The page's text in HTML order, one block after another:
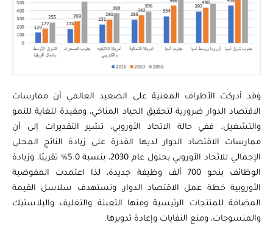
وقد أدركت الأطراف المعنية على الصعيد العالمي أن ممارسات
الاقتصاد الدوار ضرورية لتحقيق الحياد المناخي، ومفيدة للغاية للنمو
والتشغيل. ففي حالة الاتحاد الأوروبي، تشير التقديرات إلى أن
ممارسات الاقتصاد الدوار لديها القدرة على زيادة الناتج المحلي
الإجمالي للاتحاد الأوروبي بحلول عام 2030، بنسبة 5.0% تقريبًا، وزيادة
الوظائف بنحو 700 ألف وظيفة جديدة، لذا اعتمدت المفوضية
الأوروبية خطة عمل الاقتصاد الدوار، وتستهدف سلاسل القيمة
المضافة للمنتجات الرئيسية ومنها التعبئة والتغليف والبلاستيك
والمنسوجات، ومنع النفايات وإعادة تدويرها.